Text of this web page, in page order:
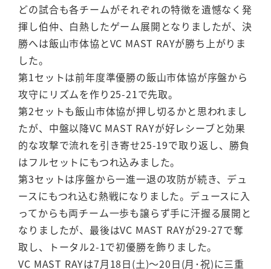
どの試合も各チームがそれぞれの特徴を遺憾なく発
揮し伯仲、白熱したゲーム展開となりましたが、決
勝へは飯山市体協とVC MAST RAYが勝ち上がりま
した。
第1セットは前年度準優勝の飯山市体協が序盤から
攻守にリズムを作り25-21で先取。
第2セットも飯山市体協が押し切るかと思われまし
たが、中盤以降VC MAST RAYが好レシーブと効果
的な攻撃で流れを引き寄せ25-19で取り返し、勝負
はフルセットにもつれ込みました。
第3セットは序盤から一進一退の攻防が続き、デュ
ースにもつれ込む熱戦になりました。デュースに入
ってからも両チーム一歩も譲らず手に汗握る展開と
なりましたが、最後はVC MAST RAYが29-27で奪
取し、トータル2-1で初優勝を飾りました。
VC MAST RAYは7月18日(土)～20日(月･祝)に三重